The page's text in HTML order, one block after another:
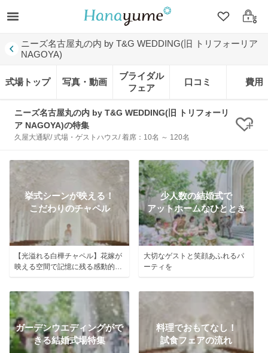
クリップ
ログ
ニーズ名古屋丸の内 by T&G WEDDING(旧 トリフォーリア
NAGOYA)
式場トップ 写真・動画
ブライダル
フェア
口コミ 費用
ニーズ名古屋丸の内 by T&G WEDDING(旧 トリフォーリ
ア NAGOYA)の特集
久屋大通駅/ 式場・ゲストハウス/ 着席：10名 ～ 120名 ク
挙式シーンが映える！
こだわりのチャペル
【光溢れる白樺チャペル】花嫁が
映える空間で記憶に残る感動的な
挙式を
少人数の結婚式で
アットホームなひととき
大切なゲストと笑顔あふれるパ
ーティを
ガーデンウエディングがで
きる結婚式場特集
料理でおもてなし！
試食フェアの流れ